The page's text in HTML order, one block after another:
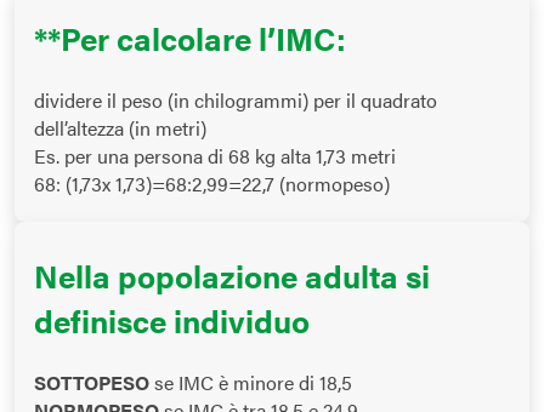
**Per calcolare l’IMC:
dividere il peso (in chilogrammi) per il quadrato
dell’altezza (in metri)
Es. per una persona di 68 kg alta 1,73 metri
68: (1,73x 1,73)=68:2,99=22,7 (normopeso)
Nella popolazione adulta si
definisce individuo
SOTTOPESOse IMC è minore di 18,5